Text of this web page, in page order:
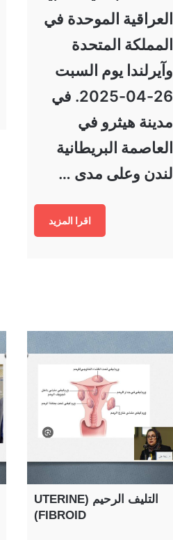
العراقية الموحدة في
المملكة المتحدة
وآيرلندا يوم السبت
26-04-2025. في
مدينة هيثرو في
العاصمة البريطانية
لندن وعلى مدى …
اقرا المزيد
التليف الرحيم (UTERINE
FIBROID)